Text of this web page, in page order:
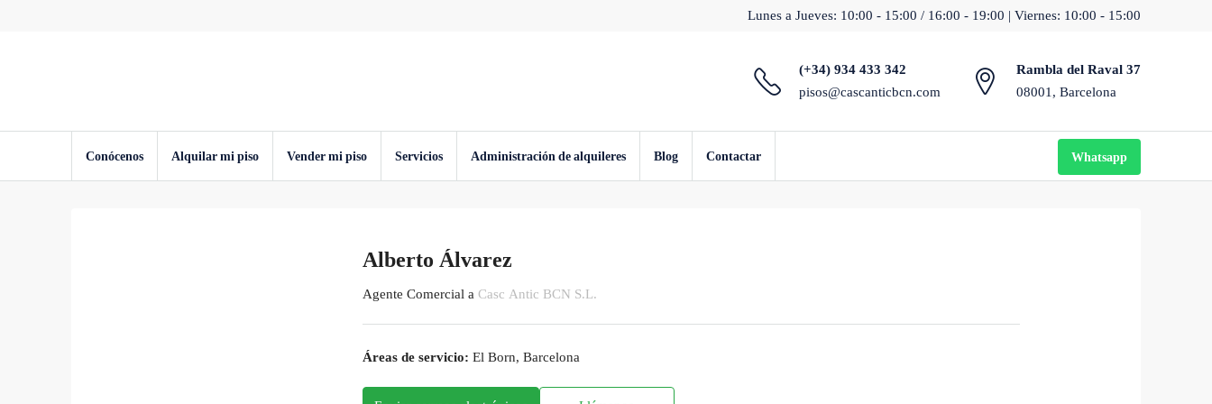
Lunes a Jueves: 10:00 - 15:00 / 16:00 - 19:00 | Viernes: 10:00 - 15:00
(+34) 934 433 342
pisos@cascanticbcn.com
Rambla del Raval 37
08001, Barcelona
Conócenos Alquilar mi piso Vender mi piso Servicios Administración de alquileres Blog Contactar Whatsapp
Alberto Álvarez
Agente Comerciala Casc Antic BCN S.L.
Áreas de servicio: El Born, Barcelona